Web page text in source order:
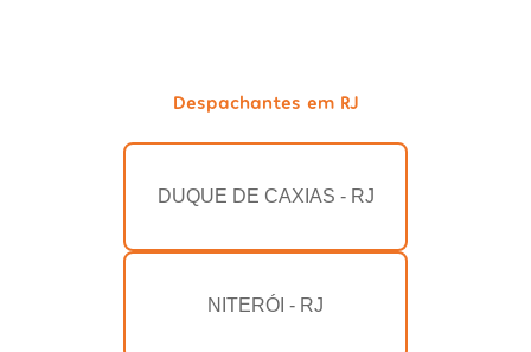
Despachantes em RJ
DUQUE DE CAXIAS - RJ
NITERÓI - RJ